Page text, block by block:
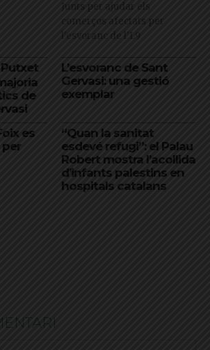
Junts per ajudar els
comerços afectats per
l'esvoranc de l'L9
Putxet
de
L’esvoranc de Sant
Gervasi: una gestió
exemplar
es
“Quan la sanitat
esdevé refugi”: el Palau
Robert mostra l’acollida
d’infants palestins en
hospitals catalans